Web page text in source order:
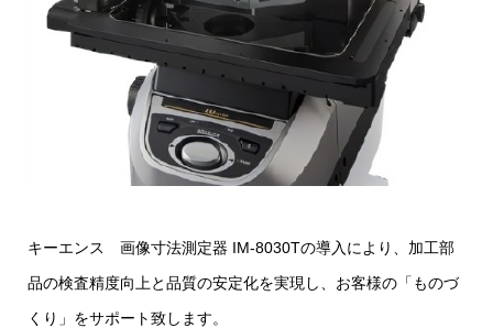
キーエンス 画像寸法測定器 IM-8030Tの導入により、加工部
品の検査精度向上と品質の安定化を実現し、お客様の「ものづ
くり」をサポート致します。